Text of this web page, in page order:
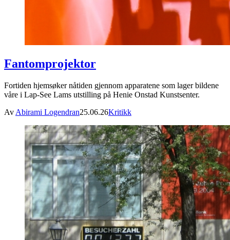
Fantomprojektor
Fortiden hjemsøker nåtiden gjennom apparatene som lager bildene
våre i Lap-See Lams utstilling på Henie Onstad Kunstsenter.
Av Abirami Logendran25.06.26Kritikk